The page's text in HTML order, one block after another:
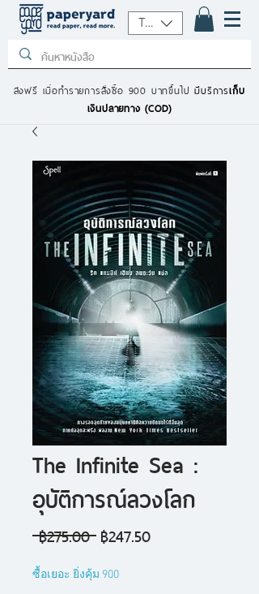
THB (฿)
ส่งฟรี เมื่อทำรายการสั่งซื้อ 900 บาทขึ้นไปมีบริการเก็บ
เงินปลายทาง (COD)
The Infinite Sea :
อุบัติการณ์ลวงโลก
฿275.00 ราคา
฿247.50ราคา
ซื้อเยอะ ยิ่งคุ้ม 900